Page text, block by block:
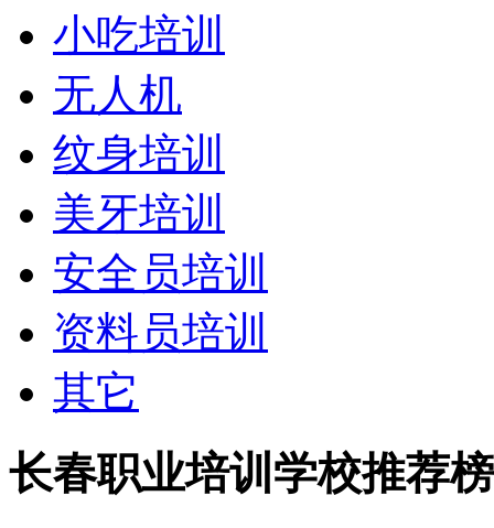
小吃培训
无人机
纹身培训
美牙培训
安全员培训
资料员培训
其它
长春职业培训学校推荐榜